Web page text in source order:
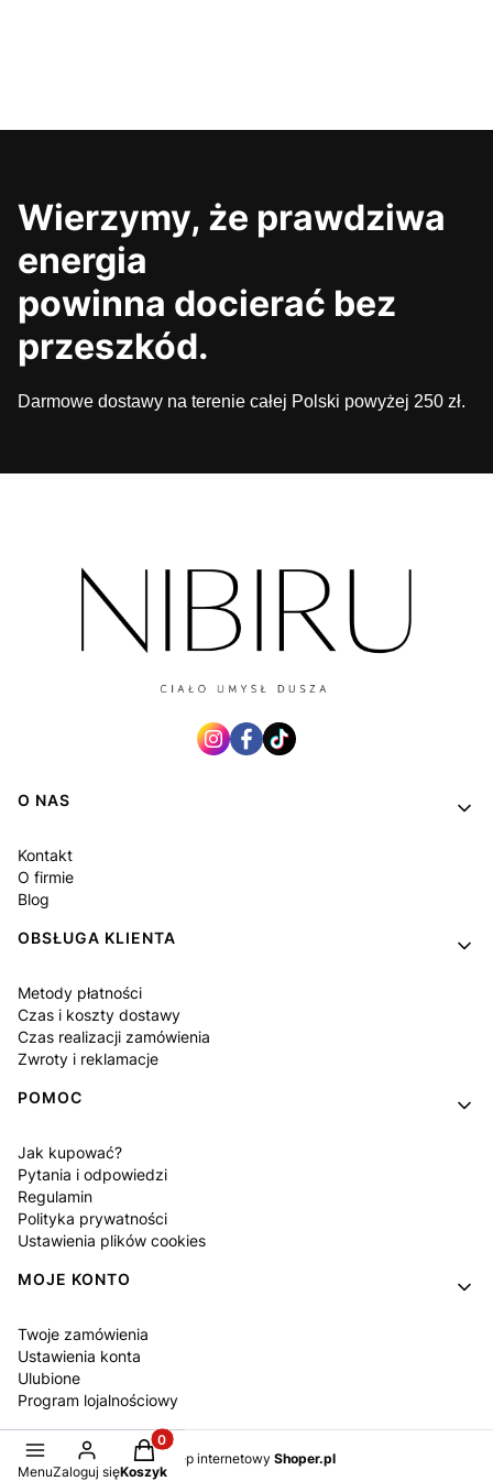
Wierzymy, że prawdziwa
energia
powinna docierać bez
przeszkód.
Darmowe dostawy na terenie całej Polski powyżej 250 zł.
Linki w stopce
O NAS
Kontakt
O firmie
Blog
OBSŁUGA KLIENTA
Metody płatności
Czas i koszty dostawy
Czas realizacji zamówienia
Zwroty i reklamacje
POMOC
Jak kupować?
Pytania i odpowiedzi
Regulamin
Polityka prywatności
Ustawienia plików cookies
MOJE KONTO
Twoje zamówienia
Ustawienia konta
Ulubione
Program lojalnościowy
Sklep internetowy Shoper.pl
MenuZaloguj się
Produkty w koszyku: 0. Zobacz szczegóły
Koszyk